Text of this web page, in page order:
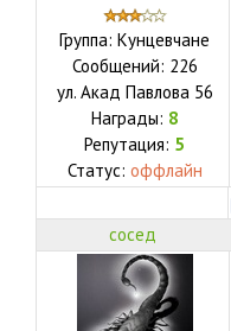
Группа: Кунцевчане
Сообщений: 226
ул. Акад Павлова 56
Награды: 8
Репутация: 5
Статус: оффлайн
сосед